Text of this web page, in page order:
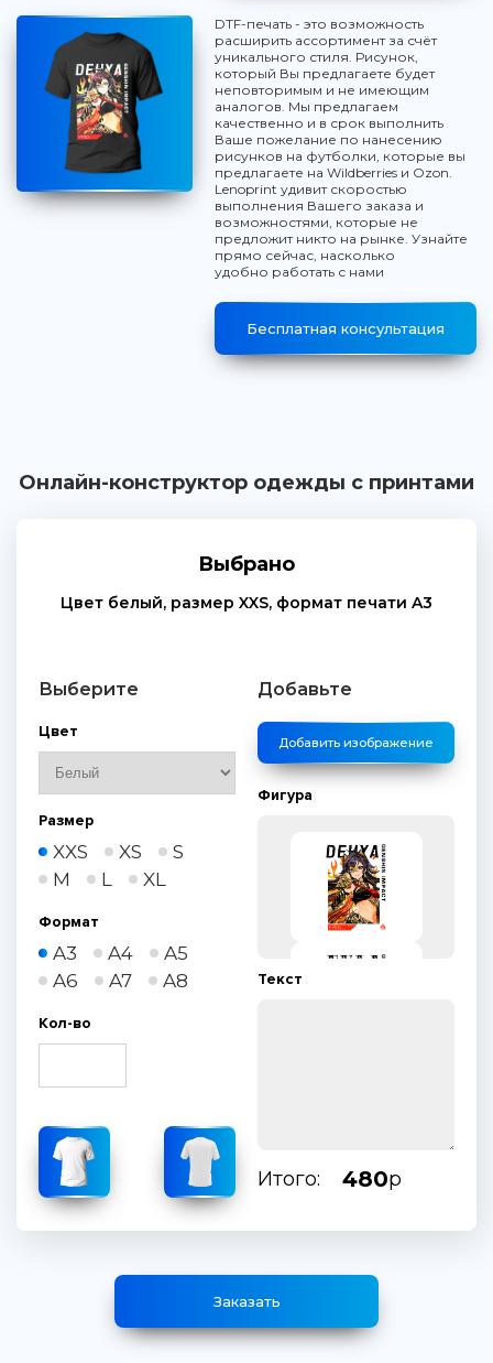
DTF-печать - это возможность
расширить ассортимент за счёт
уникального стиля. Рисунок,
который Вы предлагаете будет
неповторимым и не имеющим
аналогов. Мы предлагаем
качественно и в срок выполнить
Ваше пожелание по нанесению
рисунков на футболки, которые вы
предлагаете на Wildberries и Ozon.
Lenoprint удивит скоростью
выполнения Вашего заказа и
возможностями, которые не
предложит никто на рынке. Узнайте
прямо сейчас, насколько
удобно работать с нами
Бесплатная консультация
Онлайн-конструктор одежды с принтами
Выбрано
Цвет белый, размер XXS, формат печати A3
Выберите
Цвет
Размер
XXS XS
S
M
L XL
Формат
A3 A4
A5
A6
A7 A8
Кол-во
Добавьте
Добавить изображение
Фигура
Текст
Итого: 480р